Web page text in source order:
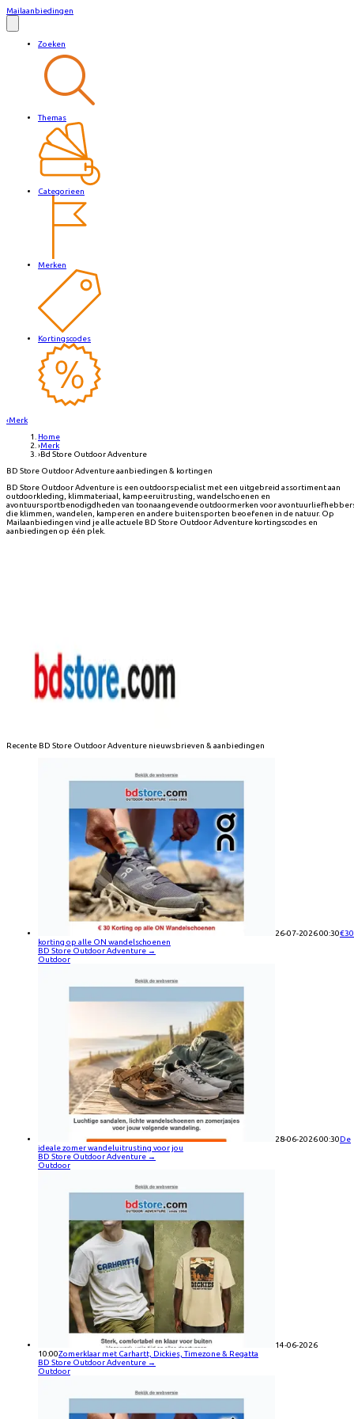
Mailaanbiedingen
Zoeken
Themas
Categorieen
Merken
Kortingscodes
‹Merk
Home
›Merk
›Bd Store Outdoor Adventure
BD Store Outdoor Adventure aanbiedingen & kortingen
BD Store Outdoor Adventure is een outdoorspecialist met een uitgebreid assortiment aan
outdoorkleding, klimmateriaal, kampeeruitrusting, wandelschoenen en
avontuursportbenodigdheden van toonaangevende outdoormerken voor
die klimmen, wandelen, kamperen en andere buitensporten beoefenen in de natuur. Op
Mailaanbiedingen vind je alle actuele BD Store Outdoor Adventure kortingscodes en
aanbiedingen op één plek.
Recente BD Store Outdoor Adventure nieuwsbrieven & aanbiedingen
26-07-2026 00:30€30
korting op alle ON wandelschoenen
BD Store Outdoor Adventure →
Outdoor
28-06-2026 00:30De
ideale zomer wandeluitrusting voor jou
BD Store Outdoor Adventure →
Outdoor
14-06-2026
10:00Zomerklaar met Carhartt, Dickies, Timezone & Regatta
BD Store Outdoor Adventure →
Outdoor